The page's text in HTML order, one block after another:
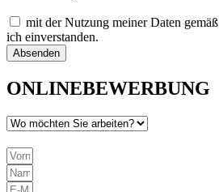
mit der Nutzung meiner Daten gemäß
ich einverstanden.
Absenden
ONLINEBEWERBUNG